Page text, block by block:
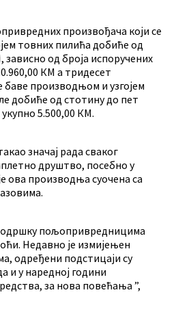
произвођача који се
товних пилића добиће од
од броја испоручених
КМ а тридесет
производњом и узгојем
добиће од стотину до пет
5.500,00 КМ.
значај рада сваког
друштво, посебно у
ова производња суочена са
пољопривредницима
Недавно је измијењен
одређени подстицаји су
и у наредној години
за нова повећања ”,